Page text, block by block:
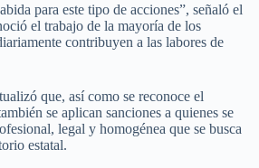
para este tipo de acciones”, señaló el
el trabajo de la mayoría de los
contribuyen a las labores de
que, así como se reconoce el
se aplican sanciones a quienes se
legal y homogénea que se busca
estatal.